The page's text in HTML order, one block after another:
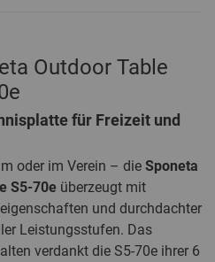
Outdoor Table
für Freizeit und
oder im Verein – die Sponeta
S5-70e überzeugt mit
und durchdachter
Leistungsstufen. Das
verdankt die S5-70e ihrer 6